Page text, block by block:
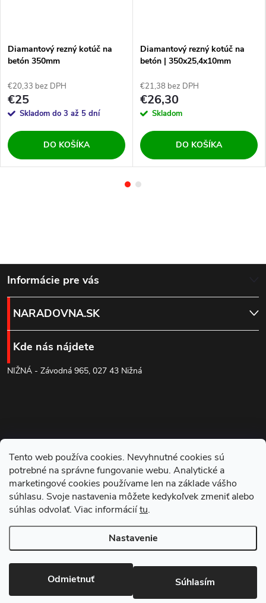
Tento web používa cookies. Nevyhnutné cookies sú
potrebné na správne fungovanie webu. Analytické a
marketingové cookies používame len na základe vášho
súhlasu. Svoje nastavenia môžete kedykoľvek zmeniť alebo
súhlas odvolať. Viac informáciítu.
Nastavenie
Odmietnuť Súhlasím
Diamantový rezný kotúč na
betón 350mm
€20,33 bez DPH
€25
Skladom do 3 až 5 dní
DO KOŠÍKA
Diamantový rezný kotúč na
betón | 350x25,4x10mm
€21,38 bez DPH
€26,30
Skladom
DO KOŠÍKA
Z
á
p
ä
e
Informácie pre vás
NARADOVNA.SK
Kde nás nájdete
NIŽNÁ - Závodná 965, 027 43 Nižná
Blog
NARADOVNA.SK. Všetky práva vyhradené.